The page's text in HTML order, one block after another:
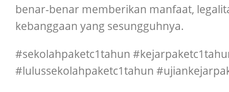
benar-benar memberikan manfaat,
kebanggaan yang sesungguhnya.
#sekolahpaketc1tahun
#lulussekolahpaketc1tahun